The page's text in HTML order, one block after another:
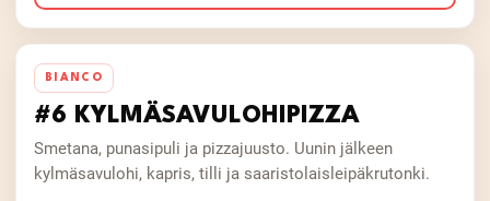
BIANCO
#6 KYLMÄSAVULOHIPIZZA
Smetana, punasipuli ja pizzajuusto. Uunin jälkeen
kylmäsavulohi, kapris, tilli ja saaristolaisleipäkrutonki.